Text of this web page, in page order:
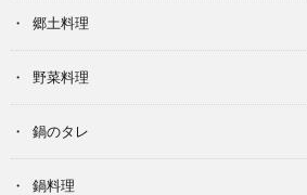
郷土料理
野菜料理
鍋のタレ
鍋料理